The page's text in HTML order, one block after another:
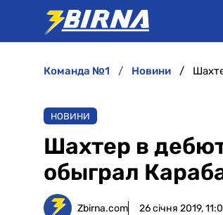
команда №1 новини
НОВИНИ
Шахтер в
обыграл
Zbirna.com 26 січня 2019,